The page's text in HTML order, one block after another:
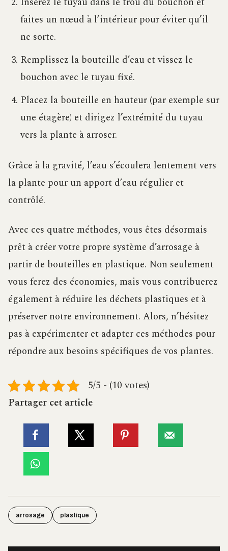
faites un nœud à l’intérieur pour éviter qu’il
ne sorte.
Remplissez la bouteille d’eau et vissez le
bouchon avec le tuyau fixé.
Placez la bouteille en hauteur (par exemple sur
une étagère) et dirigez l’extrémité du tuyau
vers la plante à arroser.
Grâce à la gravité, l’eau s’écoulera lentement vers
la plante pour un apport d’eau régulier et
contrôlé.
Avec ces quatre méthodes, vous êtes désormais
prêt à créer votre propre système d’arrosage à
partir de bouteilles en plastique. Non seulement
vous ferez des économies, mais vous contribuerez
également à réduire les déchets plastiques et à
préserver notre environnement. Alors, n’hésitez
pas à expérimenter et adapter ces méthodes pour
répondre aux besoins spécifiques de vos plantes.
5/5 - (10 votes)
Partager cet article
arrosage plastique